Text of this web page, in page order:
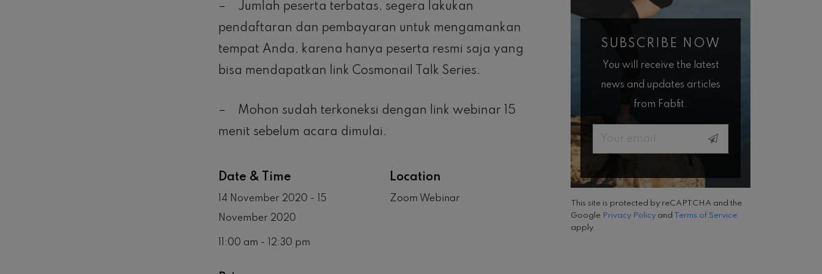
– Jumlah peserta terbatas, segera lakukan
pendaftaran dan pembayaran untuk mengamankan
tempat Anda, karena hanya peserta resmi saja yang
bisa mendapatkan link Cosmonail Talk Series.
– Mohon sudah terkoneksi dengan link webinar 15
menit sebelum acara dimulai.
Date & Time
14 November 2020 - 15
November 2020
11:00 am - 12:30 pm
Location
Zoom Webinar
SUBSCRIBE NOW
You will receive the latest
news and updates articles
from Fabfit.
Email
This site is protected by reCAPTCHA and the
Google Privacy Policy and
Terms of Service
apply.